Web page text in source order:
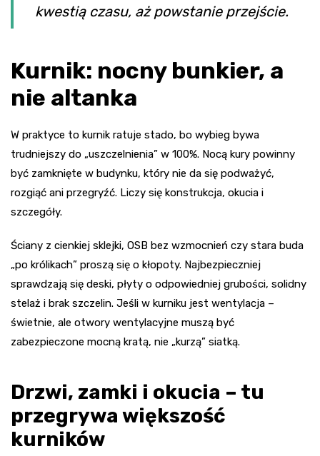
kwestią czasu, aż powstanie przejście.
Kurnik: nocny bunkier, a
nie altanka
W praktyce to kurnik ratuje stado, bo wybieg bywa
trudniejszy do „uszczelnienia” w 100%. Nocą kury powinny
być zamknięte w budynku, który nie da się podważyć,
rozgiąć ani przegryźć. Liczy się konstrukcja, okucia i
szczegóły.
Ściany z cienkiej sklejki, OSB bez wzmocnień czy stara buda
„po królikach” proszą się o kłopoty. Najbezpieczniej
sprawdzają się deski, płyty o odpowiedniej grubości, solidny
stelaż i brak szczelin. Jeśli w kurniku jest wentylacja –
świetnie, ale otwory wentylacyjne muszą być
zabezpieczone mocną kratą, nie „kurzą” siatką.
Drzwi, zamki i okucia – tu
przegrywa większość
kurników